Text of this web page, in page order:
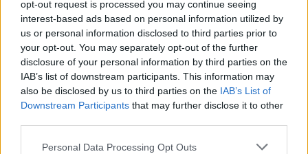
opt-out request is processed you may continue seeing
interest-based ads based on personal information utilized by
us or personal information disclosed to third parties prior to
your opt-out. You may separately opt-out of the further
disclosure of your personal information by third parties on the
IAB’s list of downstream participants. This information may
also be disclosed by us to third parties on the IAB’s List of
Downstream Participants that may further disclose it to other
Personal Data Processing Opt Outs
6 Αυγούστου, 2026
Το Αρκαλοχώρι γιόρτασε τον Προστάτη και Πολιούχο του
6 Αυγούστου, 2026
Παρατείνονται τα προληπτικά μέτρα στην Κρήτη για την